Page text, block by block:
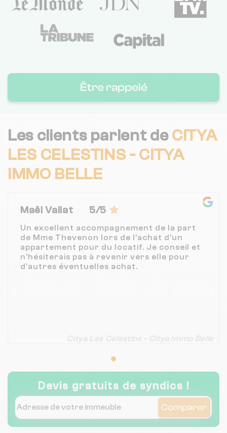
Être rappelé
Les clients parlent deCITYA
LES CELESTINS - CITYA
IMMO BELLE
Maël Vallat 5/5
Un excellent accompagnement de la part
de Mme Thevenon lors de l'achat d'un
appartement pour du locatif. Je conseil et
n'hésiterais pas à revenir vers elle pour
d'autres éventuelles achat.
Citya Les Celestins - Citya Immo Belle
Devis gratuits de syndics !
Comparer